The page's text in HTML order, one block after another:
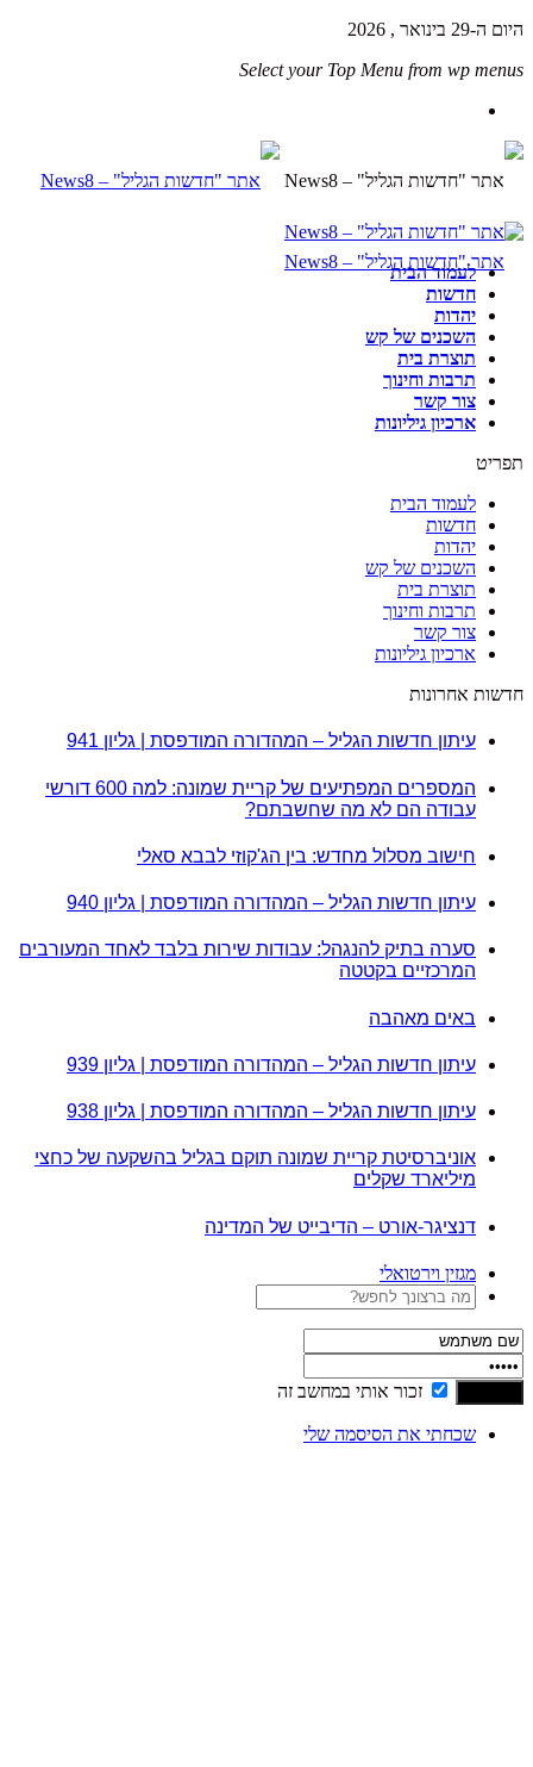
היום ה-29 בינואר , 2026
Select your Top Menu from wp menus
לעמוד הבית
חדשות
יהדות
השכנים של קש
תוצרת בית
תרבות וחינוך
צור קשר
ארכיון גיליונות
תפריט
לעמוד הבית
חדשות
יהדות
השכנים של קש
תוצרת בית
תרבות וחינוך
צור קשר
ארכיון גיליונות
חדשות אחרונות
עיתון חדשות הגליל – המהדורה המודפסת | גליון 941
המספרים המפתיעים של קריית שמונה: למה 600 דורשי
עבודה הם לא מה שחשבתם?
חישוב מסלול מחדש: בין הג'קוזי לבבא סאלי
עיתון חדשות הגליל – המהדורה המודפסת | גליון 940
סערה בתיק להנגהל: עבודות שירות בלבד לאחד המעורבים
המרכזיים בקטטה
באים מאהבה
עיתון חדשות הגליל – המהדורה המודפסת | גליון 939
עיתון חדשות הגליל – המהדורה המודפסת | גליון 938
אוניברסיטת קריית שמונה תוקם בגליל בהשקעה של כחצי
מיליארד שקלים
דנציגר-אורט – הדיבייט של המדינה
מגזין וירטואלי
זכור אותי במחשב זה
שכחתי את הסיסמה שלי